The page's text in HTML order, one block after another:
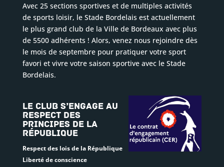
Avec 25 sections sportives et de multiples activités
de sports loisir, le Stade Bordelais est actuellement
le plus grand club de la Ville de Bordeaux avec plus
de 5500 adhérents ! Alors, venez nous rejoindre dès
le mois de septembre pour pratiquer votre sport
favori et vivre votre saison sportive avec le Stade
Bordelais.
Le club s’engage au
respect des
principes de la
République
Respect des lois de la République
Liberté de conscience